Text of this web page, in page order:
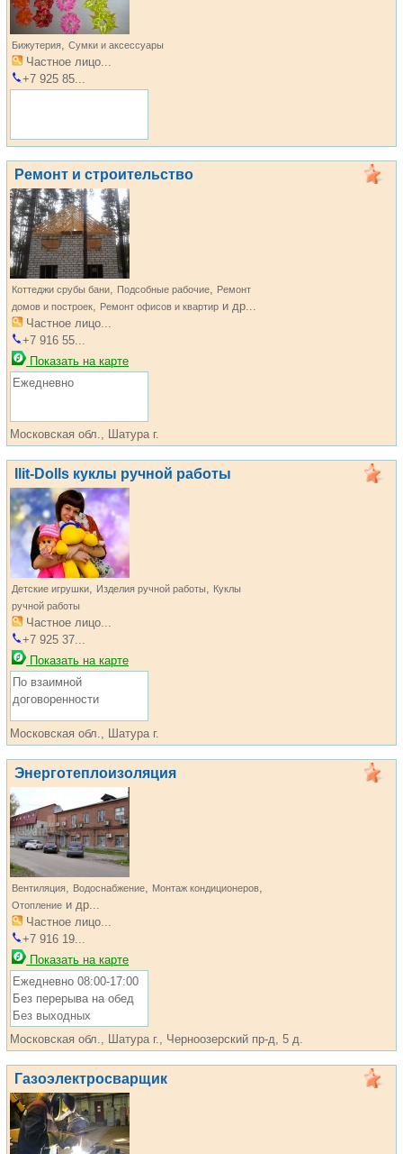
Бижутерия, Сумки и аксессуары
Частное лицо...
+7 925 85...
Ремонт и строительство
Коттеджи срубы бани, Подсобные рабочие, Ремонт
домов и построек, Ремонт офисов и квартир и др...
Частное лицо...
+7 916 55...
Показать на карте
Ежедневно
Московская обл., Шатура г.
Ilit-Dolls куклы ручной работы
Детские игрушки, Изделия ручной работы, Куклы
ручной работы
Частное лицо...
+7 925 37...
Показать на карте
По взаимной
договоренности
Московская обл., Шатура г.
Энерготеплоизоляция
Вентиляция, Водоснабжение, Монтаж кондиционеров,
Отопление и др...
Частное лицо...
+7 916 19...
Показать на карте
Ежедневно 08:00-17:00
Без перерыва на обед
Без выходных
Московская обл., Шатура г., Черноозерский пр-д, 5 д.
Газоэлектросварщик